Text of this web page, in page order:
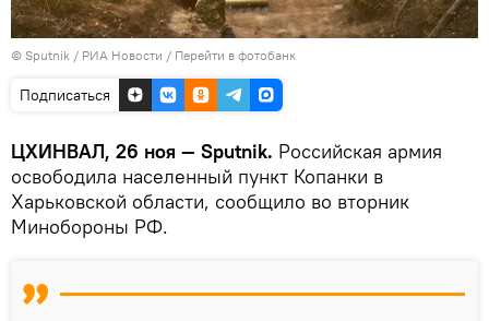
© Sputnik / РИА Новости / Перейти в фотобанк
Подписаться
ЦХИНВАЛ, 26 ноя — Sputnik. Российская армия
освободила населенный пункт Копанки в
Харьковской области, сообщило во вторник
Минобороны РФ.